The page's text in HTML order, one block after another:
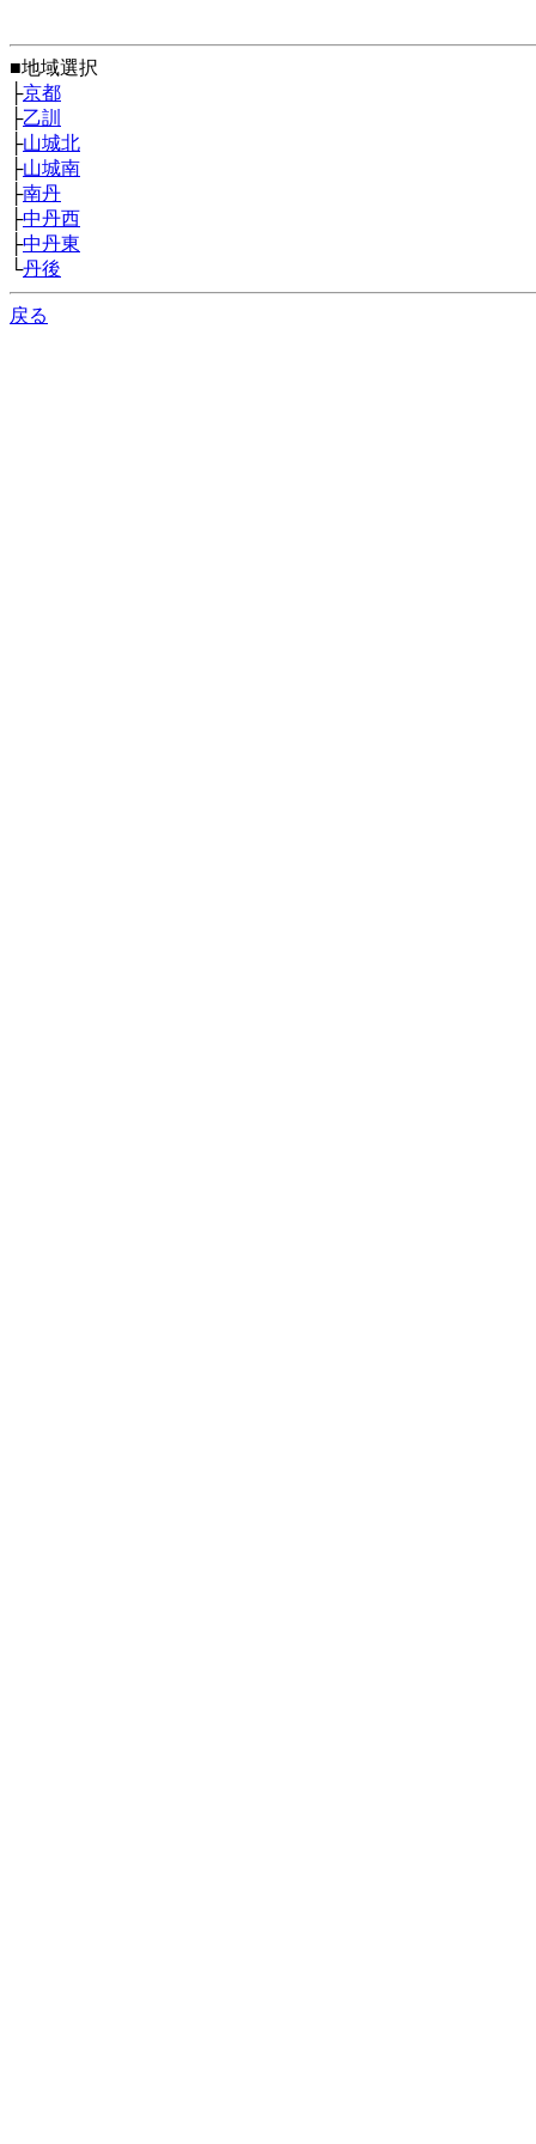
■地域選択
├京都
├乙訓
├山城北
├山城南
├南丹
├中丹西
├中丹東
└丹後
戻る